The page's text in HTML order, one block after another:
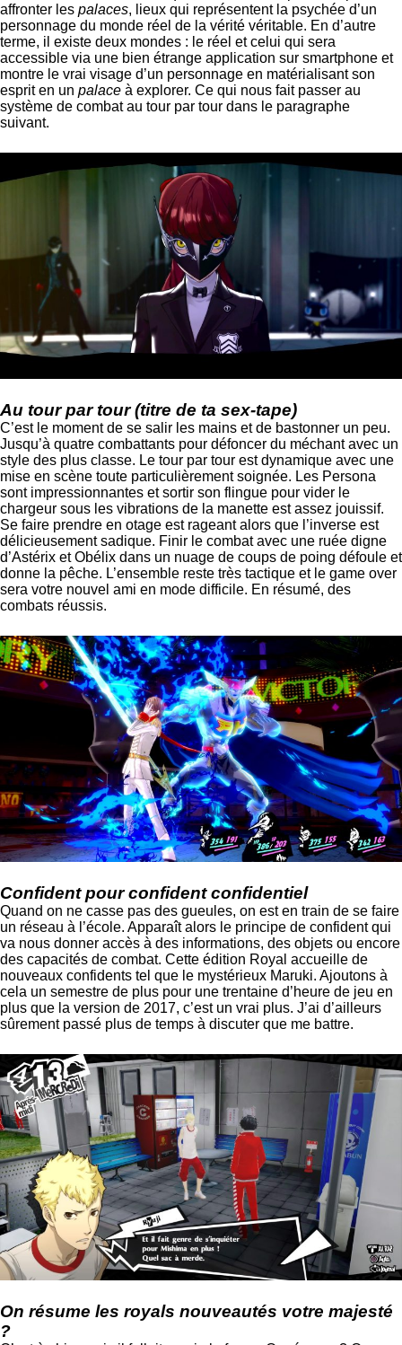
affronter les palaces, lieux qui représentent la psychée d’un
personnage du monde réel de la vérité véritable. En d’autre
terme, il existe deux mondes : le réel et celui qui sera
accessible via une bien étrange application sur smartphone et
montre le vrai visage d’un personnage en matérialisant son
esprit en un palace à explorer. Ce qui nous fait passer au
système de combat au tour par tour dans le paragraphe
suivant.
Au tour par tour (titre de ta sex-tape)
C’est le moment de se salir les mains et de bastonner un peu.
Jusqu’à quatre combattants pour défoncer du méchant avec un
style des plus classe. Le tour par tour est dynamique avec une
mise en scène toute particulièrement soignée. Les Persona
sont impressionnantes et sortir son flingue pour vider le
chargeur sous les vibrations de la manette est assez jouissif.
Se faire prendre en otage est rageant alors que l’inverse est
délicieusement sadique. Finir le combat avec une ruée digne
d’Astérix et Obélix dans un nuage de coups de poing défoule et
donne la pêche. L’ensemble reste très tactique et le game over
sera votre nouvel ami en mode difficile. En résumé, des
combats réussis.
Confident pour confident confidentiel
Quand on ne casse pas des gueules, on est en train de se faire
un réseau à l’école. Apparaît alors le principe de confident qui
va nous donner accès à des informations, des objets ou encore
des capacités de combat. Cette édition Royal accueille de
nouveaux confidents tel que le mystérieux Maruki. Ajoutons à
cela un semestre de plus pour une trentaine d’heure de jeu en
plus que la version de 2017, c’est un vrai plus. J’ai d’ailleurs
sûrement passé plus de temps à discuter que me battre.
On résume les royals nouveautés votre majesté
?